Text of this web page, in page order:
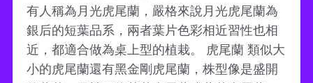
有人稱為月光虎尾蘭，嚴格來說月光虎尾蘭為
銀后的短葉品系，兩者葉片色彩相近習性也相
近，都適合做為桌上型的植栽。 虎尾蘭 類似大
小的虎尾蘭還有黑金剛虎尾蘭，株型像是盛開